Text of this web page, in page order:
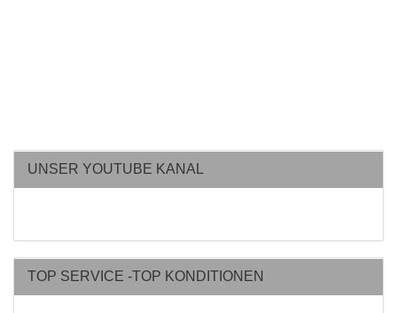
UNSER YOUTUBE KANAL
TOP SERVICE -TOP KONDITIONEN